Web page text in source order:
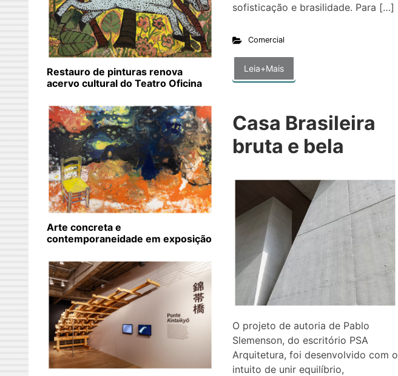
sofisticação e brasilidade. Para […]
Comercial
Leia+Mais
Casa Brasileira
bruta e bela
O projeto de autoria de Pablo
Slemenson, do escritório PSA
Arquitetura, foi desenvolvido com o
intuito de unir equilíbrio,
Restauro de pinturas renova
acervo cultural do Teatro Oficina
Arte concreta e
contemporaneidade em exposição